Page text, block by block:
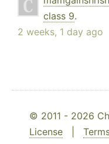
class 9.
2 weeks, 1 day ago
© 2011 - 2026
License